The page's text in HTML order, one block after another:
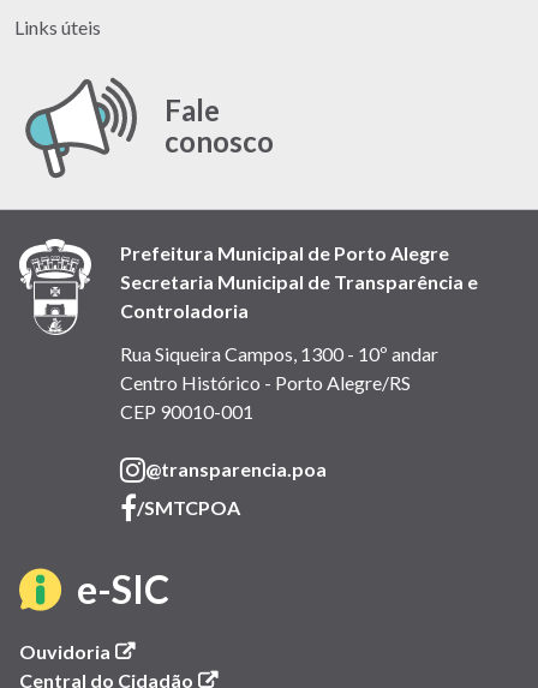
Links úteis
Fale
conosco
Prefeitura Municipal de Porto Alegre
Secretaria Municipal de Transparência e
Controladoria
Rua Siqueira Campos, 1300 - 10º andar
Centro Histórico - Porto Alegre/RS
CEP 90010-001
@transparencia.poa
/SMTCPOA(link
e-SIC(link
Ouvidoria (link
abre
Central do Cidadão (link